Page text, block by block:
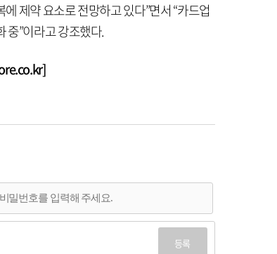
제약 요소로 전망하고 있다”면서 “카드업
중”이라고 강조했다.
등록